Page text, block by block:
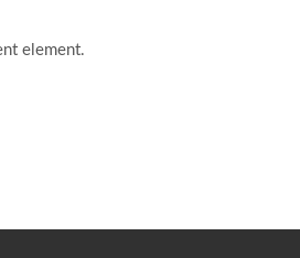
element.